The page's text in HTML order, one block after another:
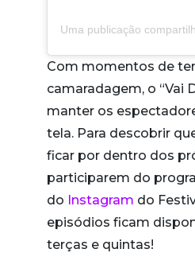
Com momentos de
camaradagem, o “Vai
manter os
tela. Para descobrir
ficar por dentro dos
participarem do
do Instagram do
episódios ficam
terças e quintas!